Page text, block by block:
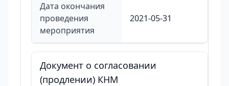
Дата окончания
проведения
мероприятия
2021-05-31
Документ о согласовании
(продлении) КНМ